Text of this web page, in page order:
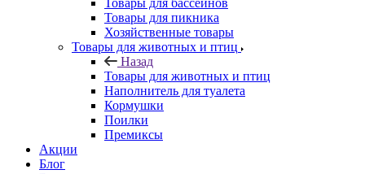
Товары для бассейнов
Товары для пикника
Хозяйственные товары
Товары для животных и птиц
Назад
Товары для животных и птиц
Наполнитель для туалета
Кормушки
Поилки
Премиксы
Акции
Блог